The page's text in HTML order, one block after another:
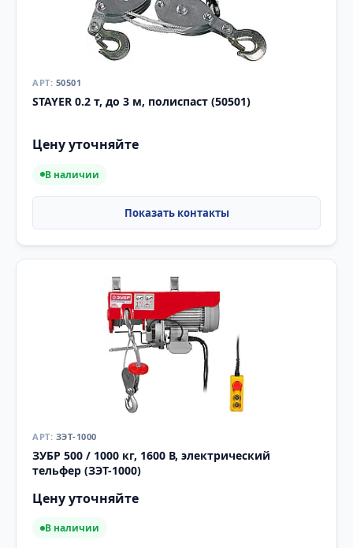
50501
STAYER 0.2 т, до 3 м, полиспаст (50501)
Цену уточняйте
В наличии
ЗЭТ-1000
ЗУБР 500 / 1000 кг, 1600 В, электрический
тельфер (ЗЭТ-1000)
Цену уточняйте
В наличии